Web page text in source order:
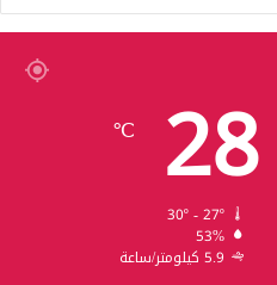
28
℃
30º - 27º
53%
5.9 كيلومتر/ساعة